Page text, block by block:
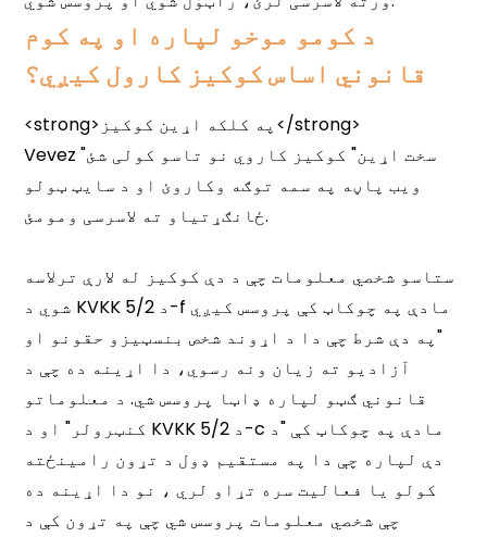
د کومو موخو لپاره او په کوم
قانوني اساس کوکیز کارول کیږي؟